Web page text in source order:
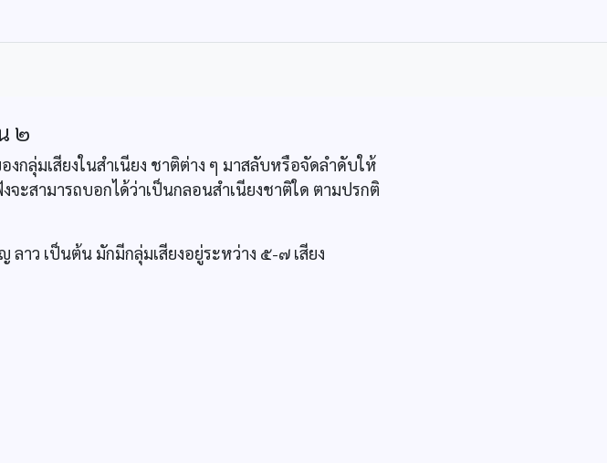
๒
กลุ่มเสียงในสำเนียง ชาติต่าง ๆ มาสลับหรือจัดลำดับให้
ะสามารถบอกได้ว่าเป็นกลอนสำเนียงชาติใด ตามปรกติ
ลาว เป็นต้น มักมีกลุ่มเสียงอยู่ระหว่าง ๕-๗ เสียง